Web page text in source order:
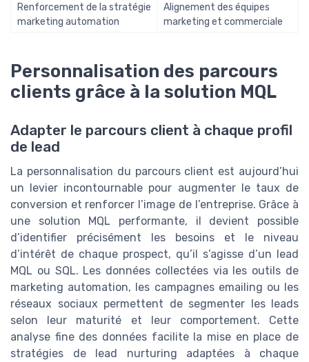
Renforcement de la stratégie
marketing automation
Alignement des équipes
marketing et commerciale
Personnalisation des parcours
clients grâce à la solution MQL
Adapter le parcours client à chaque profil
de lead
La personnalisation du parcours client est aujourd’hui
un levier incontournable pour augmenter le taux de
conversion et renforcer l’image de l’entreprise. Grâce à
une solution MQL performante, il devient possible
d’identifier précisément les besoins et le niveau
d’intérêt de chaque prospect, qu’il s’agisse d’un lead
MQL ou SQL. Les données collectées via les outils de
marketing automation, les campagnes emailing ou les
réseaux sociaux permettent de segmenter les leads
selon leur maturité et leur comportement. Cette
analyse fine des données facilite la mise en place de
stratégies de lead nurturing adaptées à chaque